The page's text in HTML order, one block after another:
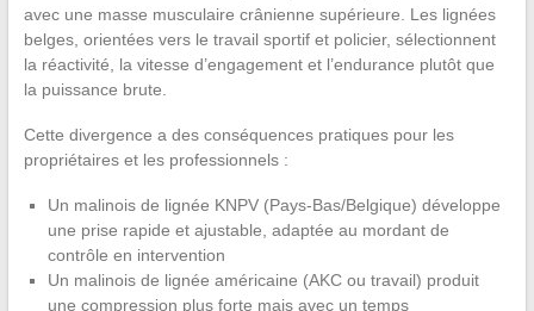
avec une masse musculaire crânienne supérieure. Les lignées
belges, orientées vers le travail sportif et policier, sélectionnent
la réactivité, la vitesse d’engagement et l’endurance plutôt que
la puissance brute.
Cette divergence a des conséquences pratiques pour les
propriétaires et les professionnels :
Un malinois de lignée KNPV (Pays-Bas/Belgique) développe
une prise rapide et ajustable, adaptée au mordant de
contrôle en intervention
Un malinois de lignée américaine (AKC ou travail) produit
une compression plus forte mais avec un temps